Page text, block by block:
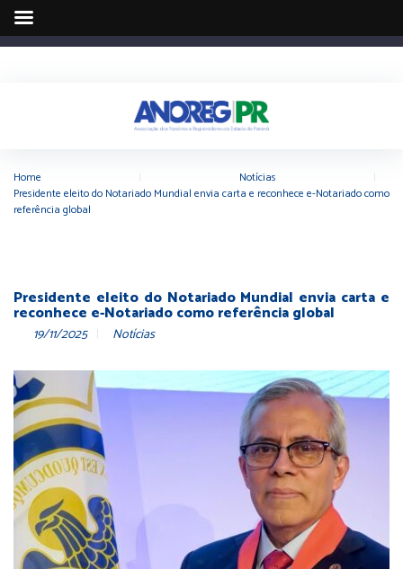
Home Notícias
Presidente eleito do Notariado Mundial envia carta e reconhece e-Notariado como
referência global
Presidente eleito do Notariado Mundial envia carta e
reconhece e-Notariado como referência global
19/11/2025 Notícias